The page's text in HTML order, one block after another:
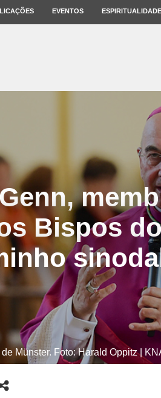
EVENTOS ESPIRITUALIDADE
Bispos
Münster. Foto: Harald Oppitz |